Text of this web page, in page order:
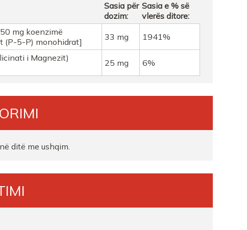
Sasia për
dozim:
Sasia e % së
vlerës ditore:
mg koenzimë
(P-5-P) monohidrat]
33 mg 1941%
i Magnezit)
25 mg 6%
ditë me ushqim.